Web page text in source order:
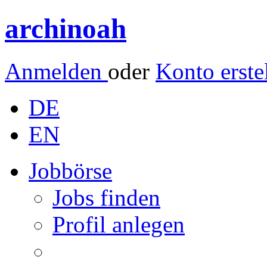
archinoah
Anmelden oder Konto
DE
EN
Jobbörse
Jobs finden
Profil anlegen